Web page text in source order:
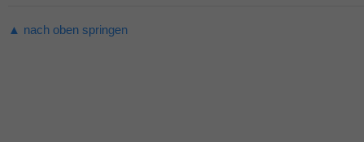
▲ nach oben springen